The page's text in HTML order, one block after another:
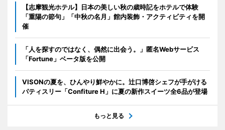
【志摩観光ホテル】日本の美しい秋の歳時記をホテルで体験
「重陽の節句」「中秋の名月」館内装飾・アクティビティを開
催
「人を探すのではなく、偶然に出会う。」匿名Webサービス
「Fortune」ベータ版を公開
VISONの夏を、ひんやり鮮やかに。辻口博啓シェフが手がける
パティスリー「Confiture H」に夏の新作スイーツ全6品が登場
もっと見る